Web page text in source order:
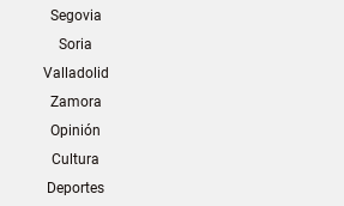
Segovia
Soria
Valladolid
Zamora
Opinión
Cultura
Deportes